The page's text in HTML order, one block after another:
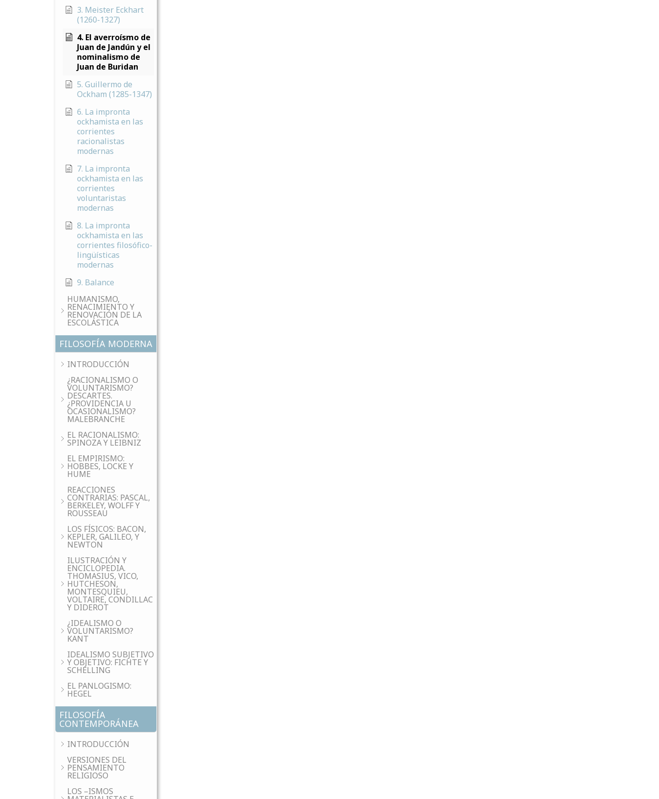
3. Meister Eckhart
(1260-1327)
4. El averroísmo de
Juan de Jandún y el
nominalismo de
Juan de Buridan
5. Guillermo de
Ockham (1285-1347)
6. La impronta
ockhamista en las
corrientes
racionalistas
modernas
7. La impronta
ockhamista en las
corrientes
voluntaristas
modernas
8. La impronta
ockhamista en las
corrientes filosófico-
lingüísticas
modernas
9. Balance
HUMANISMO,
RENACIMIENTO Y
RENOVACIÓN DE LA
ESCOLÁSTICA
FILOSOFÍA MODERNA
INTRODUCCIÓN
¿RACIONALISMO O
VOLUNTARISMO?
DESCARTES.
¿PROVIDENCIA U
OCASIONALISMO?
MALEBRANCHE
EL RACIONALISMO:
SPINOZA Y LEIBNIZ
EL EMPIRISMO:
HOBBES, LOCKE Y
HUME
REACCIONES
CONTRARIAS: PASCAL,
BERKELEY, WOLFF Y
ROUSSEAU
LOS FÍSICOS: BACON,
KEPLER, GALILEO, Y
NEWTON
ILUSTRACIÓN Y
ENCICLOPEDIA.
THOMASIUS, VICO,
HUTCHESON,
MONTESQUIEU,
VOLTAIRE, CONDILLAC
Y DIDEROT
¿IDEALISMO O
VOLUNTARISMO?
KANT
IDEALISMO SUBJETIVO
Y OBJETIVO: FICHTE Y
SCHELLING
EL PANLOGISMO:
HEGEL
FILOSOFÍA
CONTEMPORÁNEA
INTRODUCCIÓN
VERSIONES DEL
PENSAMIENTO
RELIGIOSO
LOS –ISMOS